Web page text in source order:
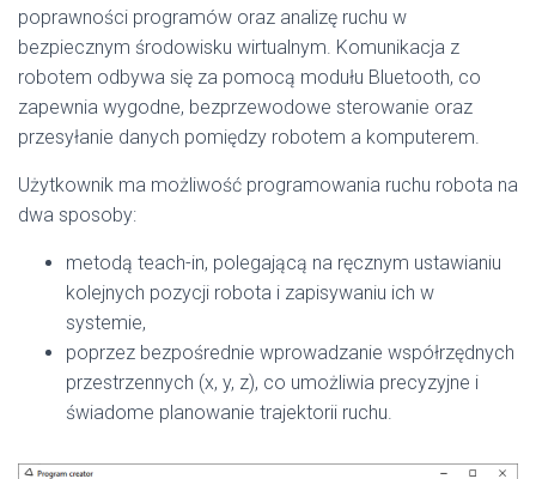
poprawności programów oraz analizę ruchu w
bezpiecznym środowisku wirtualnym. Komunikacja z
robotem odbywa się za pomocą modułu Bluetooth, co
zapewnia wygodne, bezprzewodowe sterowanie oraz
przesyłanie danych pomiędzy robotem a komputerem.
Użytkownik ma możliwość programowania ruchu robota na
dwa sposoby:
metodą teach-in, polegającą na ręcznym ustawianiu
kolejnych pozycji robota i zapisywaniu ich w
systemie,
poprzez bezpośrednie wprowadzanie współrzędnych
przestrzennych (x, y, z), co umożliwia precyzyjne i
świadome planowanie trajektorii ruchu.